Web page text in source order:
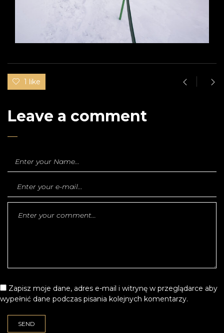
1 like
Leave a comment
Zapisz moje dane, adres e-mail i witrynę w przeglądarce aby
wypełnić dane podczas pisania kolejnych komentarzy.